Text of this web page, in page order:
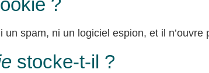
?
spam, ni un logiciel espion, et il n’ouvre
stocke-t-il ?